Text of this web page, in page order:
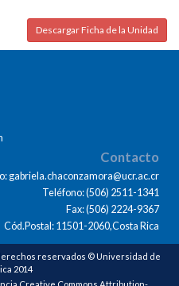
Descargar Ficha de la Unidad
Contacto
gabriela.chaconzamora@ucr.ac.cr
Teléfono: (506) 2511-1341
Fax: (506) 2224-9367
Cód.Postal: 11501-2060,Costa Rica
reservados © Universidad de
2014